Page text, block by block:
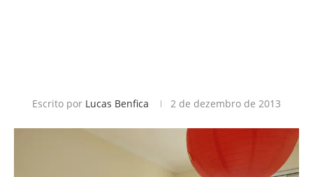
Escrito por Lucas Benfica 2 de dezembro de 2013